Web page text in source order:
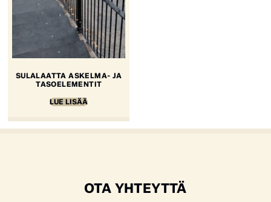
SULALAATTA ASKELMA- JA
TASOELEMENTIT
LUE LISÄÄ
OTA YHTEYTTÄ